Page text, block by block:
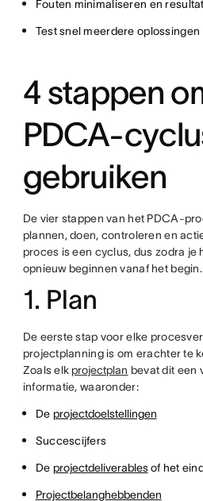
Fouten minimaliseren en
Test snel meerdere oplossingen
4 stappen
PDCA-
gebruiken
De vier stappen van het PDCA-
plannen, doen, controleren en
proces is een cyclus, dus zodra je
opnieuw beginnen vanaf het begin.
1. Plan
De eerste stap voor elke
projectplanning is om erachter te
Zoals elk projectplan bevat dit een
informatie, waaronder:
De projectdoelstellingen
Succescijfers
De projectdeliverablesof het
Projectbelanghebbenden